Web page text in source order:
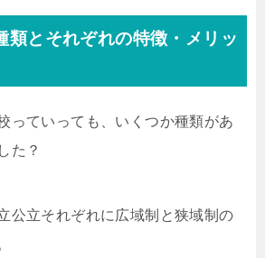
類とそれぞれの特徴・メリッ
っていっても、いくつか種類があ
た？
公立それぞれに広域制と狭域制の